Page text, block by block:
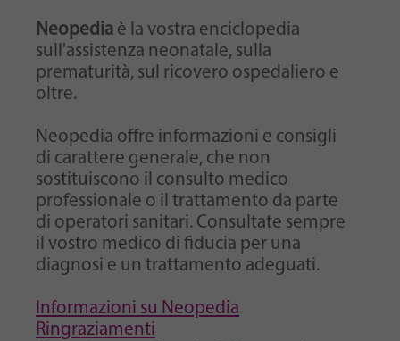
Neopedia è la vostra enciclopedia
sull'assistenza neonatale, sulla
prematurità, sul ricovero ospedaliero e
oltre.
Neopedia offre informazioni e consigli
di carattere generale, che non
sostituiscono il consulto medico
professionale o il trattamento da parte
di operatori sanitari. Consultate sempre
il vostro medico di fiducia per una
diagnosi e un trattamento adeguati.
Informazioni su Neopedia
Ringraziamenti